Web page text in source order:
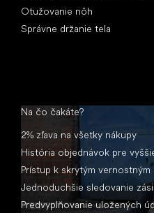
Otužovanie nôh
Správne držanie tela
Na čo čakáte?
2% zľava na všetky nákupy
História objednávok pre
Prístup k skrytým vernostným
Jednoduchšie sledovanie
Predvyplňovanie uložených